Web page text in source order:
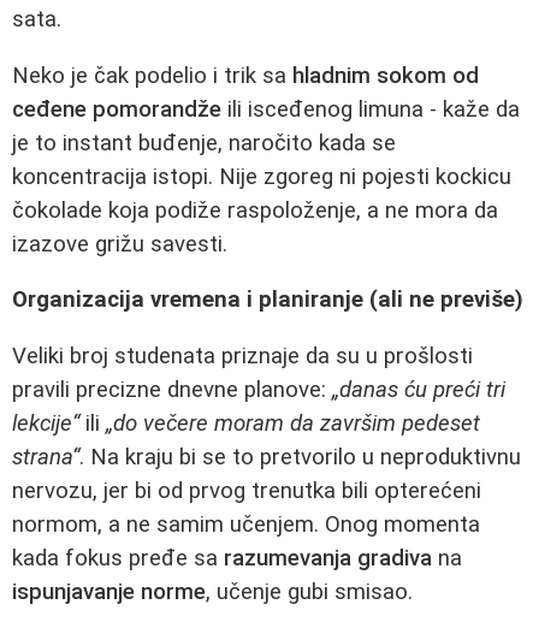
sata.
Neko je čak podelio i trik sa hladnim sokom od
ceđene pomorandže ili isceđenog limuna - kaže da
je to instant buđenje, naročito kada se
koncentracija istopi. Nije zgoreg ni pojesti kockicu
čokolade koja podiže raspoloženje, a ne mora da
izazove grižu savesti.
Organizacija vremena i planiranje (ali ne previše)
Veliki broj studenata priznaje da su u prošlosti
pravili precizne dnevne planove: „danas ću preći tri
lekcije“ili „do večere moram da završim pedeset
strana“. Na kraju bi se to pretvorilo u neproduktivnu
nervozu, jer bi od prvog trenutka bili opterećeni
normom, a ne samim učenjem. Onog momenta
kada fokus pređe sa razumevanja gradiva na
ispunjavanje norme, učenje gubi smisao.